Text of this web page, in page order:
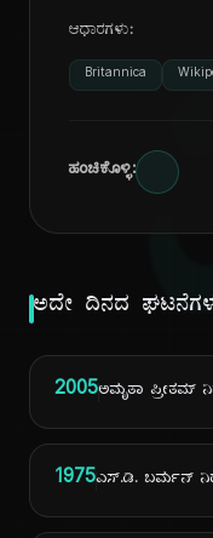
ಆಧಾರಗಳು:
Britannica
ಹಂಚಿಕೊಳ್ಳಿ:
ಅದೇ ದಿನದ
2005ಅಮೃತಾ ಪ್ರೀತಮ್
1975ಎಸ್.ಡಿ. ಬರ್ಮನ್